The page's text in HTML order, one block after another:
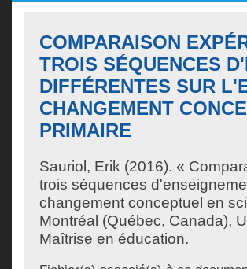
COMPARAISON
TROIS SÉQUENCES
DIFFÉRENTES SUR
CHANGEMENT
PRIMAIRE
Sauriol, Erik (2016). «
trois séquences
changement conceptuel en
Montréal (Québec, Canada),
Maîtrise en éducation.